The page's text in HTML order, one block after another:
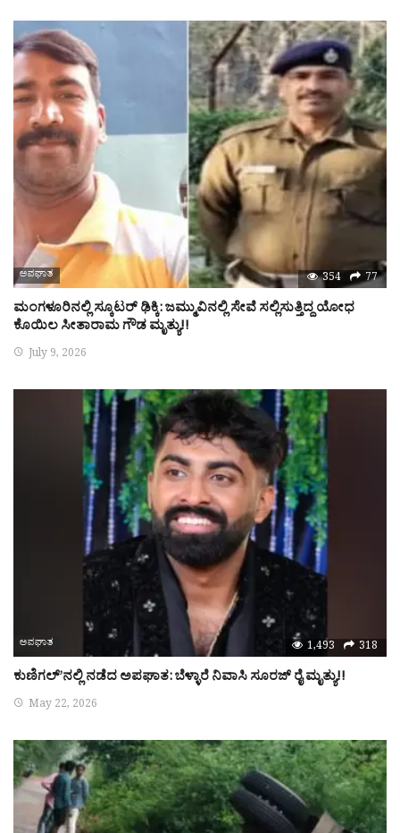
ಅಪಘಾತ 354 77
ಮಂಗಳೂರಿನಲ್ಲಿ ಸ್ಕೂಟರ್ ಢಿಕ್ಕಿ: ಜಮ್ಮುವಿನಲ್ಲಿ ಸೇವೆ ಸಲ್ಲಿಸುತ್ತಿದ್ದ ಯೋಧ
ಕೊಯಿಲ ಸೀತಾರಾಮ ಗೌಡ ಮೃತ್ಯು!!
July 9, 2026
ಅಪಘಾತ 1,493 318
ಕುಣಿಗಲ್’ನಲ್ಲಿ ನಡೆದ ಅಪಘಾತ: ಬೆಳ್ಳಾರೆ ನಿವಾಸಿ ಸೂರಜ್ ರೈ ಮೃತ್ಯು!!
May 22, 2026